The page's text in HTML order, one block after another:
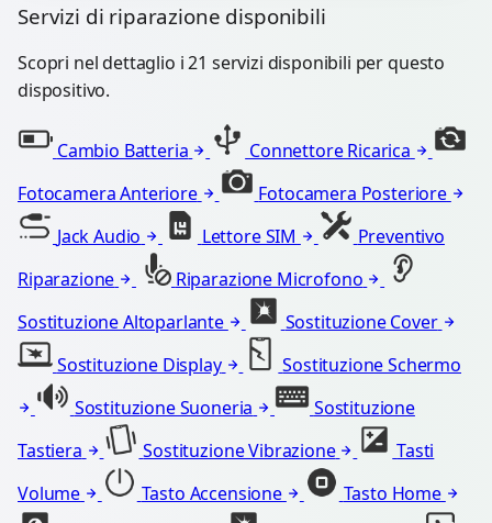
Servizi di riparazione disponibili
Scopri nel dettaglio i 21 servizi disponibili per questo
dispositivo.
Cambio Batteria
Connettore Ricarica
Fotocamera Anteriore
Fotocamera Posteriore
Jack Audio
Lettore SIM
Preventivo
Riparazione
Riparazione Microfono
Sostituzione Altoparlante
Sostituzione Cover
Sostituzione Display
Sostituzione Schermo
Sostituzione Suoneria
Sostituzione
Tastiera
Sostituzione Vibrazione
Tasti
Volume
Tasto Accensione
Tasto Home